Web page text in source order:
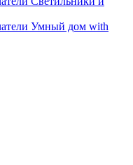
Умный дом with